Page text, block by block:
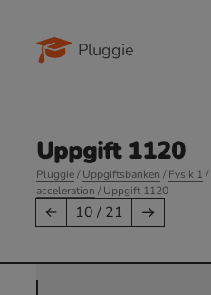
Pluggie
Uppgift 1120
Pluggie/Uppgiftsbanken /Fysik 1 /
acceleration / Uppgift 1120
← 10 / 21 →